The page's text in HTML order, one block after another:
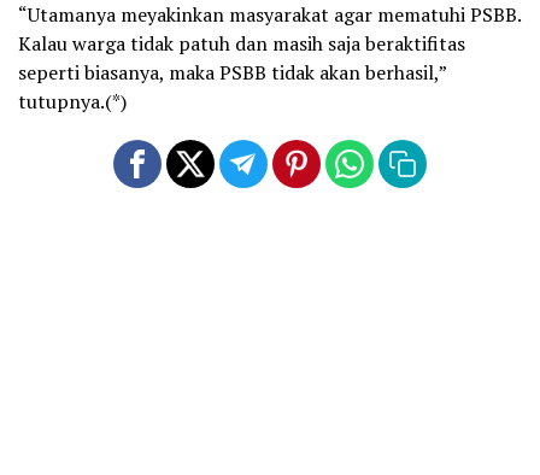
“Utamanya meyakinkan masyarakat agar mematuhi PSBB.
Kalau warga tidak patuh dan masih saja beraktifitas
seperti biasanya, maka PSBB tidak akan berhasil,”
tutupnya.(*)